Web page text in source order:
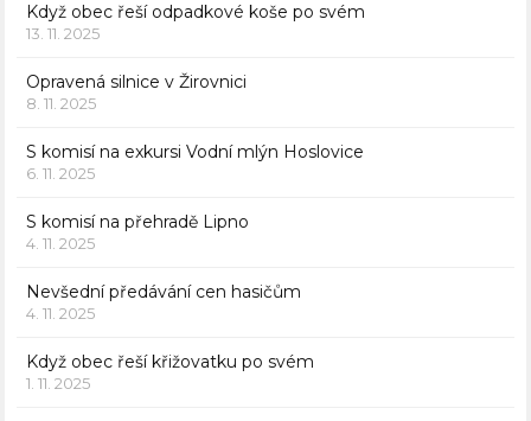
Když obec řeší odpadkové koše po svém
13. 11. 2025
Opravená silnice v Žirovnici
8. 11. 2025
S komisí na exkursi Vodní mlýn Hoslovice
6. 11. 2025
S komisí na přehradě Lipno
4. 11. 2025
Nevšední předávání cen hasičům
4. 11. 2025
Když obec řeší křižovatku po svém
1. 11. 2025